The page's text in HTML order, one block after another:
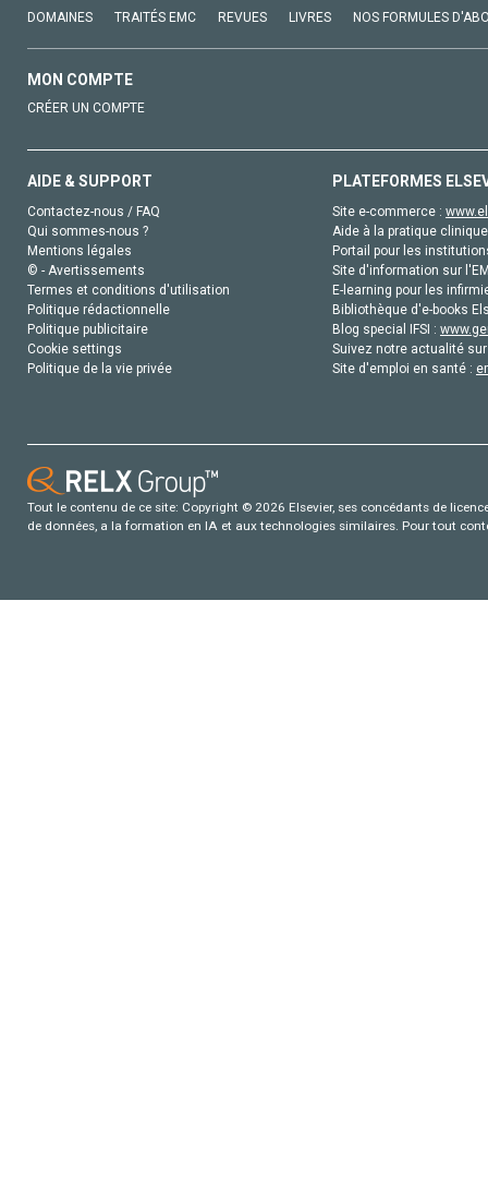
DOMAINES TRAITÉS EMC REVUES LIVRES NOS FORMULES
MON COMPTE
CRÉER UN COMPTE
AIDE & SUPPORT
Contactez-nous / FAQ
Qui sommes-nous ?
Mentions légales
© - Avertissements
Termes et conditions d'utilisation
Politique rédactionnelle
Politique publicitaire
Cookie settings
Politique de la vie privée
PLATEFORMES
Site e-commerce :
Aide à la pratique
Portail pour les
Site d'information sur
E-learning pour les
Bibliothèque d'e-books
Blog special IFSI :
Suivez notre actualité
Site d'emploi en santé :
Tout le contenu de ce site: Copyright © 2026 Elsevier, ses concédants de
de données, a la formation en IA et aux technologies similaires. Pour tout